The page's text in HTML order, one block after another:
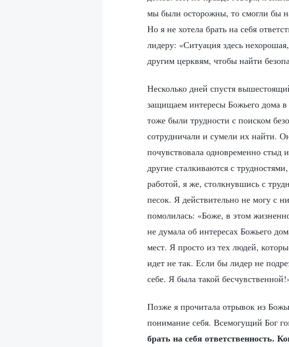
мы были осторожны, то смогли бы
Но я не хотела брать на себя
лидеру: «Ситуация здесь
другим церквям, чтобы найти
Несколько дней спустя
защищаем интересы Божьего дома в
тоже были трудности с поиском
сотрудничали и сумели их найти.
почувствовала одновременно
другие сталкиваются с
работой, я же, столкнувшись с
песок. Я действительно не могу с
помолилась: «Боже, в этом
не думала об интересах Божьего
мест. Я просто из тех людей,
идет не так. Если бы лидер не
себе. Я была такой
Позже я прочитала отрывок из
понимание себя. Всемогущий Бог
брать на себя ответственность.